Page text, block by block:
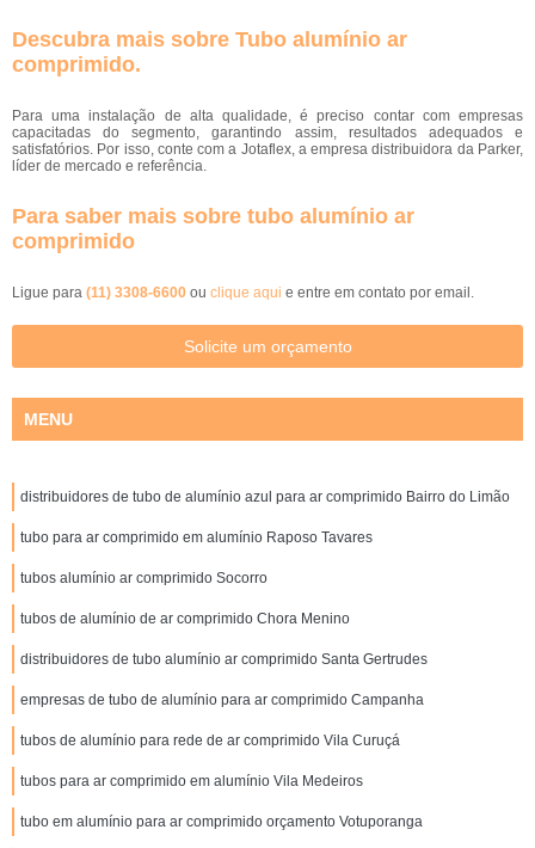
Descubra mais sobre Tubo alumínio ar
comprimido.
Para uma instalação de alta qualidade, é preciso contar com empresas
capacitadas do segmento, garantindo assim, resultados adequados e
satisfatórios. Por isso, conte com a Jotaflex, a empresa distribuidora da Parker,
líder de mercado e referência.
Para saber mais sobre tubo alumínio ar
comprimido
Ligue para (11) 3308-6600 ou clique aqui e entre em contato por email.
Solicite um orçamento
MENU
distribuidores de tubo de alumínio azul para ar comprimido Bairro do Limão
tubo para ar comprimido em alumínio Raposo Tavares
tubos alumínio ar comprimido Socorro
tubos de alumínio de ar comprimido Chora Menino
distribuidores de tubo alumínio ar comprimido Santa Gertrudes
empresas de tubo de alumínio para ar comprimido Campanha
tubos de alumínio para rede de ar comprimido Vila Curuçá
tubos para ar comprimido em alumínio Vila Medeiros
tubo em alumínio para ar comprimido orçamento Votuporanga